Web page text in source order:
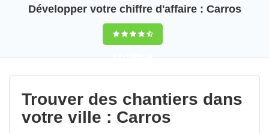
Développer votre chiffre d'affaire : Carros
9,5(100%)36
votes
Trouver des chantiers dans
votre ville : Carros